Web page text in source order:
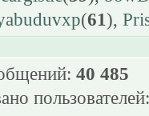
(61),
40 485